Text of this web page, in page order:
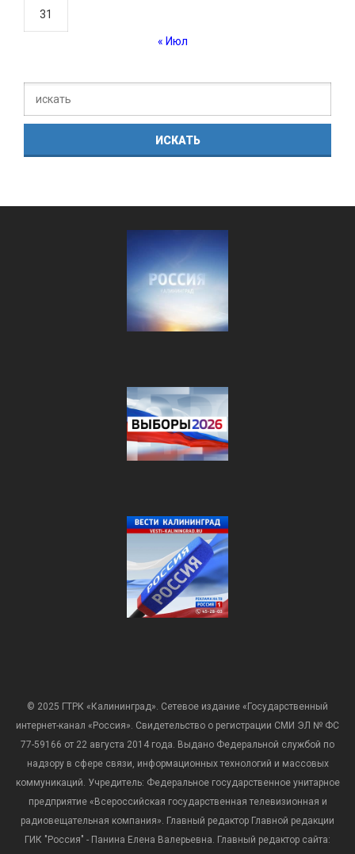
31
« Июл
© 2025 ГТРК «Калининград». Сетевое издание «Государственный
интернет-канал «Россия». Свидетельство о регистрации СМИ ЭЛ № ФС
77-59166 от 22 августа 2014 года. Выдано Федеральной службой по
надзору в сфере связи, информационных технологий и массовых
коммуникаций. Учредитель: Федеральное государственное унитарное
предприятие «Всероссийская государственная телевизионная и
радиовещательная компания». Главный редактор Главной редакции
ГИК "Россия" - Панина Елена Валерьевна. Главный редактор сайта: